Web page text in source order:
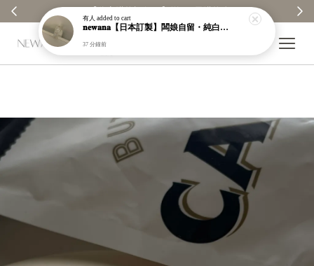
有人 added to cart
𝐧𝐞𝐰𝐚𝐧𝐚【日本訂製】闆娘自留・純白銀昭和織紋手鐲｜925純銀｜現貨＋預購【n949】
37 分鐘前